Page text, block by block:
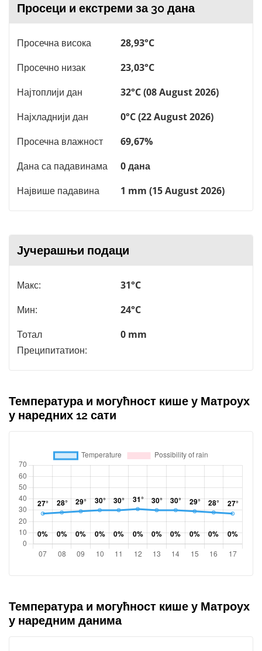
Просеци и екстреми за 30 дана
Просечна висока
28,93°C
Просечно низак
23,03°C
Најтоплији дан
32°C (08 August 2026)
Најхладнији дан
0°C (22 August 2026)
Просечна влажност
69,67%
Дана са падавинама
0 дана
Највише падавина
1 mm (15 August 2026)
Јучерашњи подаци
Макс:
31°C
Мин:
24°C
Тотал
Преципитатион:
0 mm
Температура и могућност кише у Матроух
у наредних 12 сати
Температура и могућност кише у Матроух
у наредним данима